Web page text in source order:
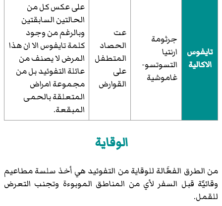
تايفوس
الاكالية
جرثومة
ارنتيا
التسوتسو-
غاموشية
عت
الحصاد
المتطفل
على
القوارض
على عكس كل من
الحالتين السابقتين
وبالرغم من وجود
كلمة تايفوس الا ان هذا
المرض لا يصنف من
عائلة التفوئيد بل من
مجموعة امراض
المتعلقة بالحمى
المبقعة.
الوقاية
من الطرق الفعَّالة للوقاية من التفوئيد هي أخذ سلسة مطاعيم
وقائيَّة قبل السفر لأي من المناطق الموبوءة وتجنب التعرض
للقمل.